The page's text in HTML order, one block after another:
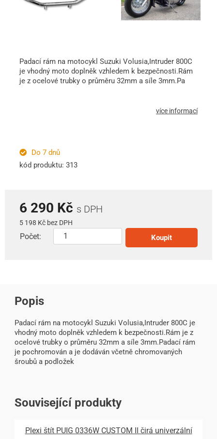
Padací rám na motocykl Suzuki Volusia,Intruder 800C
je vhodný moto doplněk vzhledem k bezpečnosti.Rám
je z ocelové trubky o průměru 32mm a síle 3mm.Pa
více informací
Do 7 dnů
kód produktu: 313
6 290 Kč s DPH
5 198 Kč bez DPH
Počet: Koupit
Popis
Padací rám na motocykl Suzuki Volusia,Intruder 800C je
vhodný moto doplněk vzhledem k bezpečnosti.Rám je z
ocelové trubky o průměru 32mm a síle 3mm.Padací rám
je pochromován a je dodáván včetně chromovaných
šroubů a podložek
Související produkty
Plexi štít PUIG 0336W CUSTOM II čirá univerzální